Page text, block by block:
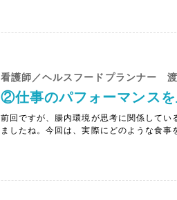
看護師／ヘルスフードプランナー
②仕事のパフォーマンス
前回ですが、腸内環境が思考に関係してい
ましたね。今回は、実際にどのような食